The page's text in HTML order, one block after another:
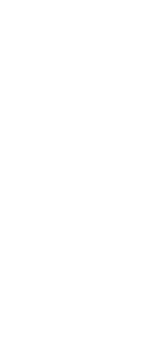
書家・杉田廣貴氏